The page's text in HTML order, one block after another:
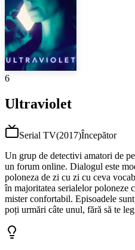
6
Ultraviolet
Serial TV(2017)Începător
Un grup de detectivi amatori de
un forum online. Dialogul este
poloneza de zi cu zi cu ceva
în majoritatea serialelor poloneze
mister confortabil. Episoadele
poți urmări câte unul, fără să te